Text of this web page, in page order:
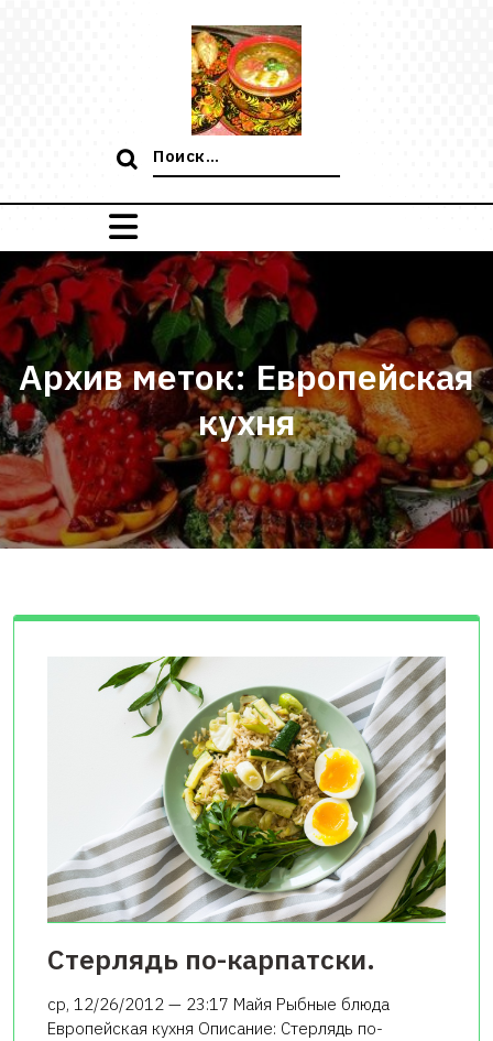
Поиск:
Архив меток: Европейская
кухня
Стерлядь по-карпатски.
ср, 12/26/2012 — 23:17 Майя Рыбные блюда
Европейская кухня Описание: Стерлядь по-